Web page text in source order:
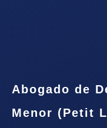
Abogado de
Menor (Petit